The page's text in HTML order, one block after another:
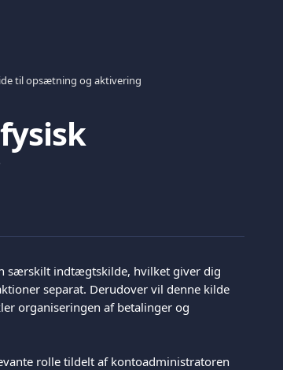
til opsætning og aktivering
særskilt indtægtskilde, hvilket giver dig
separat. Derudover vil denne kilde
organiseringen af betalinger og
rolle tildelt af kontoadministratoren